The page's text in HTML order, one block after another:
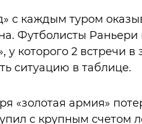
с каждым туром
Футболисты Раньери
у которого 2 встречи
ситуацию в таблице.
«золотая армия»
с крупным счетом